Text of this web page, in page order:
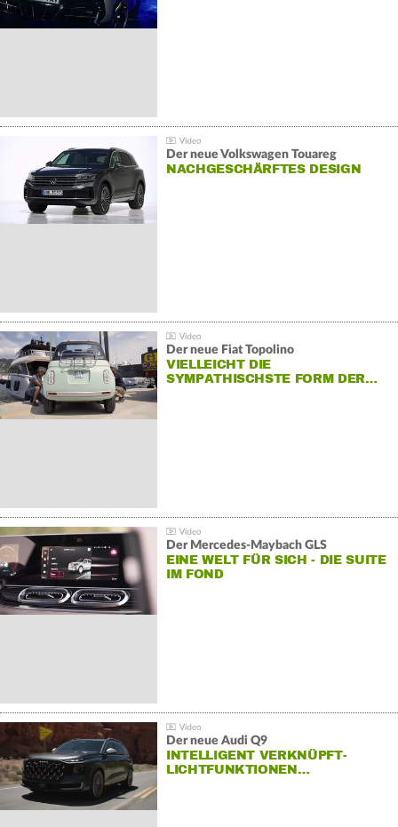
Der neue Volkswagen Touareg
NACHGESCHÄRFTES DESIGN
Der neue Fiat Topolino
VIELLEICHT DIE
SYMPATHISCHSTE FORM DER…
Der Mercedes‑Maybach GLS
EINE WELT FÜR SICH - DIE SUITE
IM FOND
Der neue Audi Q9
INTELLIGENT VERKNÜPFT-
LICHTFUNKTIONEN…